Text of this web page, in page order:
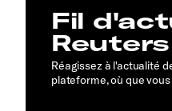
Fil
Reuters
Réagissez à l'actualité
plateforme, où que